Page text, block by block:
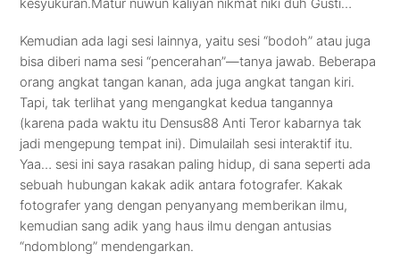
kesyukuran.Matur nuwun kaliyan nikmat niki duh Gusti…
Kemudian ada lagi sesi lainnya, yaitu sesi “bodoh” atau juga
bisa diberi nama sesi “pencerahan”—tanya jawab. Beberapa
orang angkat tangan kanan, ada juga angkat tangan kiri.
Tapi, tak terlihat yang mengangkat kedua tangannya
(karena pada waktu itu Densus88 Anti Teror kabarnya tak
jadi mengepung tempat ini). Dimulailah sesi interaktif itu.
Yaa… sesi ini saya rasakan paling hidup, di sana seperti ada
sebuah hubungan kakak adik antara fotografer. Kakak
fotografer yang dengan penyanyang memberikan ilmu,
kemudian sang adik yang haus ilmu dengan antusias
“ndomblong” mendengarkan.